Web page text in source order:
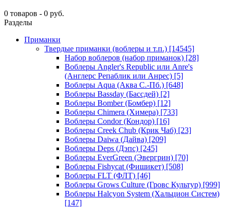
0 товаров - 0 руб.
Разделы
Приманки
Твердые приманки (воблеры и т.п.) [14545]
Набор воблеров (набор приманок) [28]
Воблеры Angler's Republic или Anre's
(Англерс Репаблик или Анрес) [5]
Воблеры Aqua (Аква С.-Пб.) [648]
Воблеры Bassday (Бассдей) [2]
Воблеры Bomber (Бомбер) [12]
Воблеры Chimera (Химера) [733]
Воблеры Condor (Кондор) [16]
Воблеры Creek Chub (Крик Чаб) [23]
Воблеры Daiwa (Дайва) [209]
Воблеры Deps (Дэпс) [245]
Воблеры EverGreen (Эвергрин) [70]
Воблеры Fishycat (Фишикет) [508]
Воблеры FLT (ФЛТ) [46]
Воблеры Grows Culture (Гровс Культур) [999]
Воблеры Halcyon System (Хальцион Систем)
[147]